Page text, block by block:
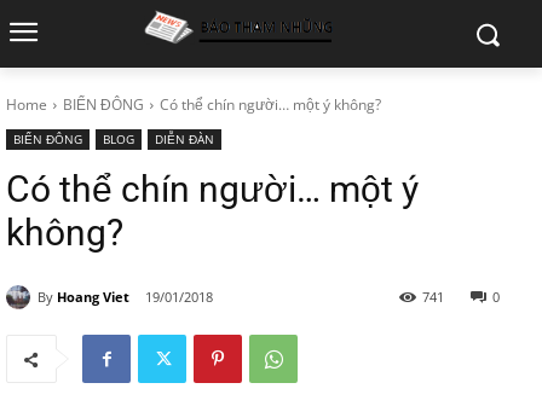
Home BIỂN ĐÔNG Có thể chín người… một ý không?
BIỂN ĐÔNG BLOG DIỄN ĐÀN
Có thể chín người… một ý
không?
By Hoang Viet 19/01/2018 0
741